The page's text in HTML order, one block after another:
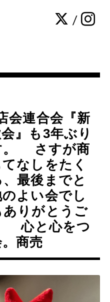
/
会連合会『新
』も3年ぶり
。 さすが商
なしをたく
最後までと
よい会でし
りがとうご
心と心をつ
商売